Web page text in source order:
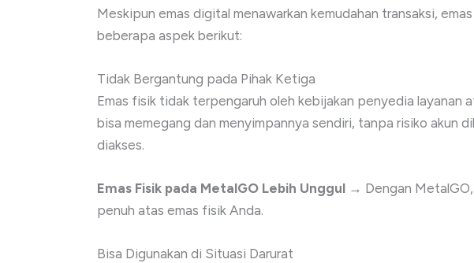
Meskipun emas digital menawarkan kemudahan transaksi,
beberapa aspek berikut:
Tidak Bergantung pada Pihak Ketiga
Emas fisik tidak terpengaruh oleh kebijakan penyedia layanan
bisa memegang dan menyimpannya sendiri, tanpa risiko akun
diakses.
Emas Fisik pada MetalGO Lebih Unggul → Dengan
penuh atas emas fisik Anda.
Bisa Digunakan di Situasi Darurat